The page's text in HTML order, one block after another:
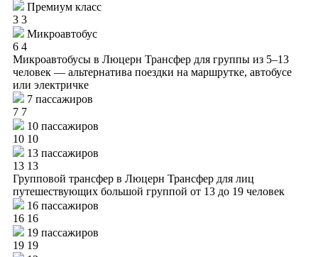
Премиум класс
3 3
Микроавтобус
6 4
Микроавтобусы в Люцерн Трансфер для группы из 5–13
человек — альтернатива поездки на маршрутке, автобусе
или электричке
7 пассажиров
7 7
10 пассажиров
10 10
13 пассажиров
13 13
Групповой трансфер в Люцерн Трансфер для лиц
путешествующих большой группой от 13 до 19 человек
16 пассажиров
16 16
19 пассажиров
19 19